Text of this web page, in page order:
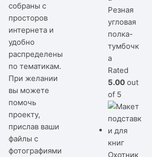
собраны с
просторов
интернета и
удобно
распределены
по тематикам.
При желании
вы можете
помочь
проекту,
прислав ваши
файлы с
фотографиями
Резная
угловая
полка-
тумбочк
а
Rated
5.00 out
of 5